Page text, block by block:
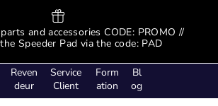
and accessories CODE: PROMO //
Speeder Pad via the code: PAD
Reven
deur
Service
Client
Form
ation
Bl
og